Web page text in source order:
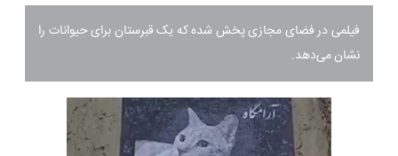
فیلمی در فضای مجازی پخش شده که یک قبرستان برای حیوانات را
نشان می‌دهد.